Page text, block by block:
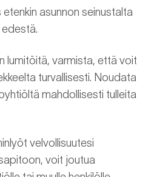
asunnon seinustalta
lumitöitä, varmista, että voit
turvallisesti. Noudata
mahdollisesti tulleita
velvollisuutesi
voit joutua